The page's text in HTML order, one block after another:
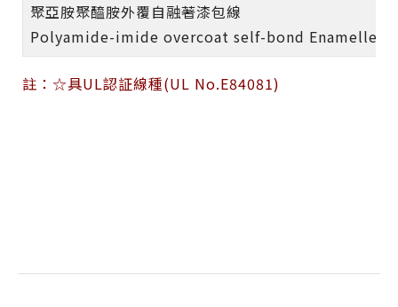
聚亞胺聚醯胺外覆自融著漆包線
Polyamide-imide overcoat self-bond Enamelled
註：☆具UL認証線種(UL No.E84081)